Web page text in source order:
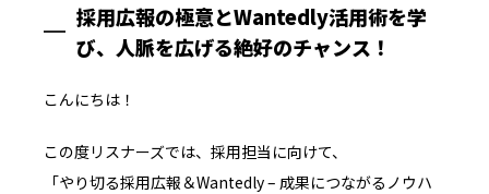
採用広報の極意とWantedly活用術を学
び、人脈を広げる絶好のチャンス！
こんにちは！
この度リスナーズでは、採用担当に向けて、
「やり切る採用広報＆Wantedly – 成果につながるノウハ